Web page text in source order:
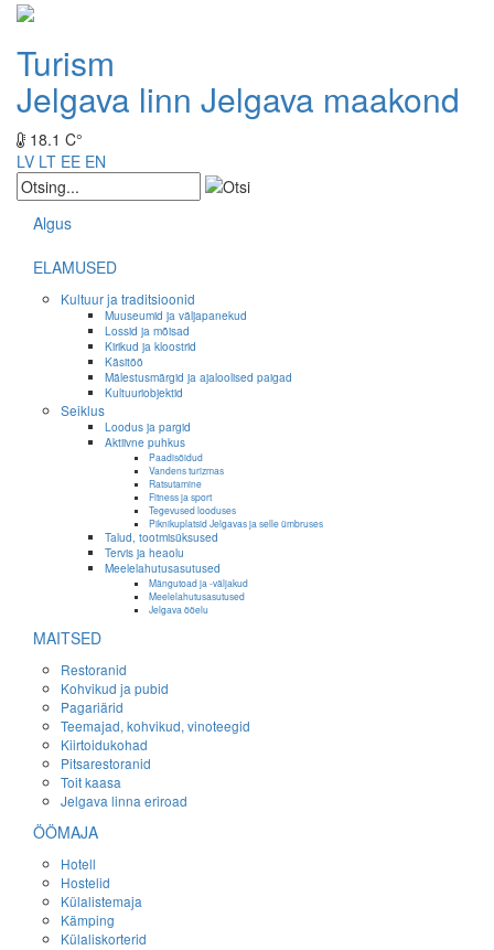
Turism
Jelgava linn Jelgava maakond
18.1 C°
LV LT EE EN
Algus
ELAMUSED
Kultuur ja traditsioonid
Muuseumid ja väljapanekud
Lossid ja mõisad
Kirikud ja kloostrid
Käsitöö
Mälestusmärgid ja ajaloolised paigad
Kultuuriobjektid
Seiklus
Loodus ja pargid
Aktiivne puhkus
Paadisõidud
Vandens turizmas
Ratsutamine
Fitness ja sport
Tegevused looduses
Piknikuplatsid Jelgavas ja selle ümbruses
Talud, tootmisüksused
Tervis ja heaolu
Meelelahutusasutused
Mängutoad ja -väljakud
Meelelahutusasutused
Jelgava ööelu
MAITSED
Restoranid
Kohvikud ja pubid
Pagariärid
Teemajad, kohvikud, vinoteegid
Kiirtoidukohad
Pitsarestoranid
Toit kaasa
Jelgava linna eriroad
ÖÖMAJA
Hotell
Hostelid
Külalistemaja
Kämping
Külaliskorterid